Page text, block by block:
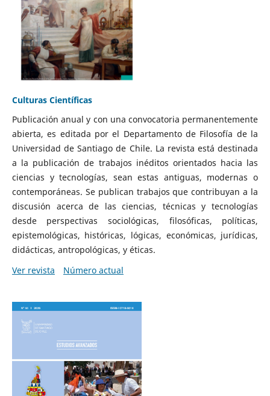
Culturas Científicas
Publicación anual y con una convocatoria permanentemente
abierta, es editada por el Departamento de Filosofía de la
Universidad de Santiago de Chile. La revista está destinada
a la publicación de trabajos inéditos orientados hacia las
ciencias y tecnologías, sean estas antiguas, modernas o
contemporáneas. Se publican trabajos que contribuyan a la
discusión acerca de las ciencias, técnicas y tecnologías
desde perspectivas sociológicas, filosóficas, políticas,
epistemológicas, históricas, lógicas, económicas, jurídicas,
didácticas, antropológicas, y éticas.
Ver revista
Número actual